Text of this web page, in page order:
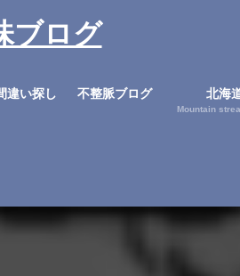
ブログ
違い探し 不整脈ブログ 北海
Mountain